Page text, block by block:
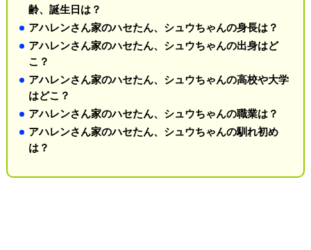
齢、誕生日は？
アハレンさん家のハセたん、シュウちゃんの身長は？
アハレンさん家のハセたん、シュウちゃんの出身はど
こ？
アハレンさん家のハセたん、シュウちゃんの高校や大学
はどこ？
アハレンさん家のハセたん、シュウちゃんの職業は？
アハレンさん家のハセたん、シュウちゃんの馴れ初め
は？